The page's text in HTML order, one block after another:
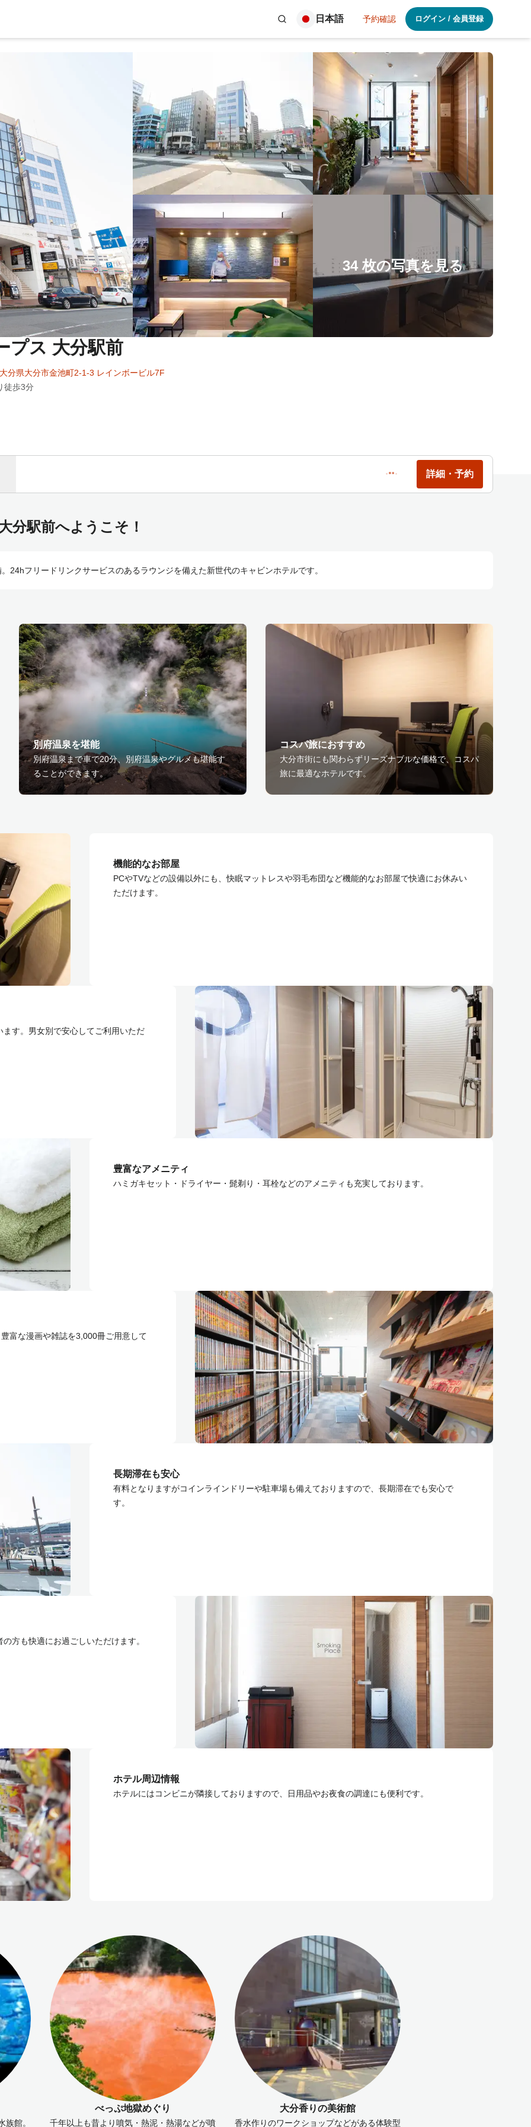
日本語 予約確認 ログイン / 会員登録
34 枚の写真を見る
プス 大分駅前
分県大分市金池町2-1-3 レインボービル7F
徒歩3分
詳細・予約
分駅前へようこそ！
24hフリードリンクサービスのあるラウンジを備えた新世代のキャビンホテルです。
別府温泉を堪能
別府温泉まで車で20分、別府温泉やグルメも堪能す
ることができます。
コスパ旅におすすめ
大分市街にも関わらずリーズナブルな価格で、コスパ
旅に最適なホテルです。
機能的なお部屋
PCやTVなどの設備以外にも、快眠マットレスや羽毛布団など機能的なお部屋で快適にお休みい
ただけます。
す。男女別で安心してご利用いただ
豊富なアメニティ
ハミガキセット・ドライヤー・髭剃り・耳栓などのアメニティも充実しております。
富な漫画や雑誌を3,000冊ご用意して
長期滞在も安心
有料となりますがコインラインドリーや駐車場も備えておりますので、長期滞在でも安心で
す。
方も快適にお過ごしいただけます。
ホテル周辺情報
ホテルにはコンビニが隣接しておりますので、日用品やお夜食の調達にも便利です。
館。
べっぷ地獄めぐり
千年以上も昔より噴気・熱泥・熱湯などが噴
大分香りの美術館
香水作りのワークショップなどがある体験型